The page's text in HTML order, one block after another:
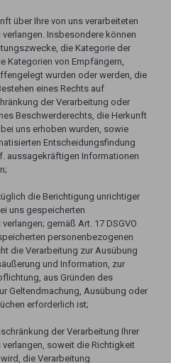
über Ihre von uns verarbeiteten
Insbesondere können
die Kategorie der
Kategorien von Empfängern,
wurden oder werden, die
eines Rechts auf
der Verarbeitung oder
Beschwerderechts, die Herkunft
uns erhoben wurden, sowie
Entscheidungsfindung
aussagekräftigen Informationen
die Berichtigung unrichtiger
uns gespeicherten
gemäß Art. 17 DSGVO
personenbezogenen
die Verarbeitung zur Ausübung
und Information, zur
aus Gründen des
Geltendmachung, Ausübung oder
erforderlich ist;
der Verarbeitung Ihrer
soweit die Richtigkeit
die Verarbeitung